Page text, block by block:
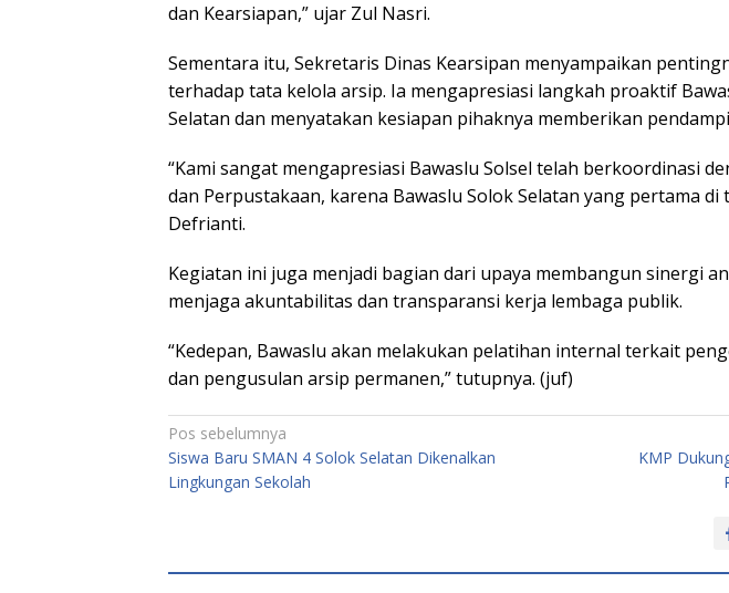
dan Kearsiapan,” ujar Zul Nasri.
Sementara itu, Sekretaris Dinas Kearsipan menyampaikan
terhadap tata kelola arsip. Ia mengapresiasi langkah proaktif
Selatan dan menyatakan kesiapan pihaknya memberikan
“Kami sangat mengapresiasi Bawaslu Solsel telah berkoordinasi
dan Perpustakaan, karena Bawaslu Solok Selatan yang pertama di
Defrianti.
Kegiatan ini juga menjadi bagian dari upaya membangun sinergi
menjaga akuntabilitas dan transparansi kerja lembaga publik.
“Kedepan, Bawaslu akan melakukan pelatihan internal terkait
dan pengusulan arsip permanen,” tutupnya. (juf)
Navigasi
pos
Pos sebelumnya
Siswa Baru SMAN 4 Solok Selatan Dikenalkan
Lingkungan Sekolah
KMP